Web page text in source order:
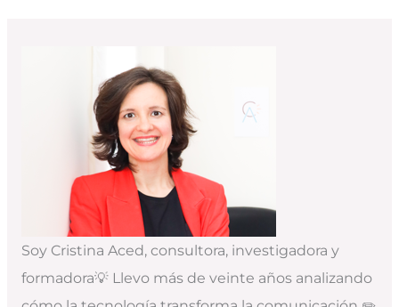
Soy Cristina Aced, consultora, investigadora y
formadora💡 Llevo más de veinte años analizando